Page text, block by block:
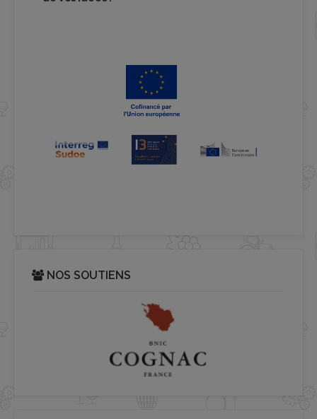
NOS SOUTIENS